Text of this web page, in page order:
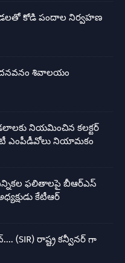
కోడి పందాల నిర్వహణ
శివాలయం
నియమించిన కలక్టర్
ఎంపీడీవోలు నియామకం
ఫలితాలపై బీఆర్ఎస్
కేటీఆర్
(SIR) రాష్ట్ర కన్వీనర్ గా